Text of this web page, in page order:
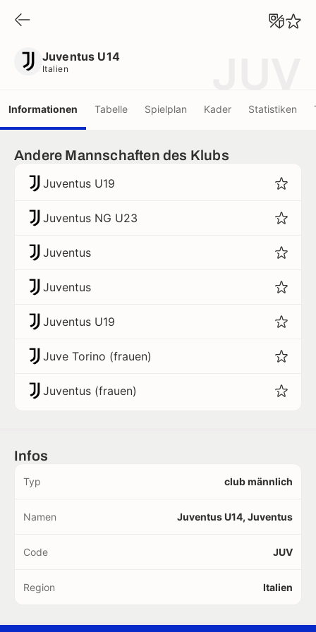
Juventus U14
Italien
Informationen Tabelle Spielplan Kader Statistiken
Andere Mannschaften des Klubs
Juventus U19
Juventus NG U23
Juventus
Juventus
Juventus U19
Juve Torino (frauen)
Juventus (frauen)
Infos
Typ club männlich
Namen Juventus U14, Juventus
Code JUV
Region Italien